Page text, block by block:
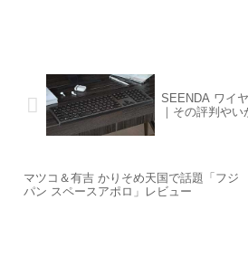
SEENDA ワイ
｜その評判やい
マツコ＆有吉 かりそめ天国で話題「フジ
パン スペースアポロ」レビュー